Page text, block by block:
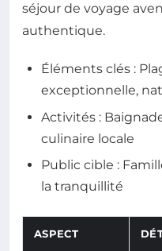
séjour de voyage
authentique.
Éléments clés :
exceptionnelle,
Activités :
culinaire locale
Public cible :
la tranquillité
ASPECT